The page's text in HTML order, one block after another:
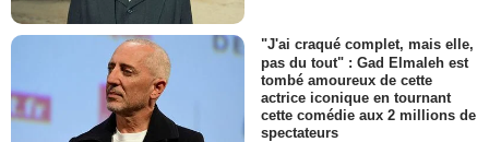
"J'ai craqué complet, mais elle,
pas du tout" : Gad Elmaleh est
tombé amoureux de cette
actrice iconique en tournant
cette comédie aux 2 millions de
spectateurs